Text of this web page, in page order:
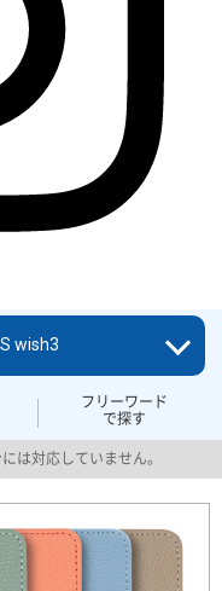
フリーワード
で探す
wish3
は対応していません。